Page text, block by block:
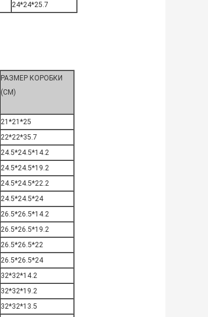
24*24*25.7
РАЗМЕР КОРОБКИ
(СМ)
21*21*25
22*22*35.7
24.5*24.5*14.2
24.5*24.5*19.2
24.5*24.5*22.2
24.5*24.5*24
26.5*26.5*14.2
26.5*26.5*19.2
26.5*26.5*22
26.5*26.5*24
32*32*14.2
32*32*19.2
32*32*13.5